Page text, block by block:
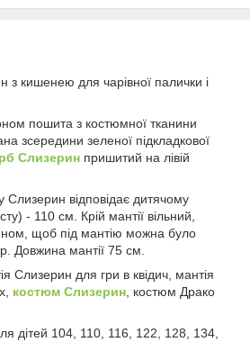
з кишенею для чарівної палички і
пошита з костюмної тканини
зсередини зеленої підкладкової
Слизерин пришитий на лівій
Слизерин відповідає дитячому
- 110 см. Крій мантії вільний,
щоб під мантію можна було
Довжина мантії 75 см.
Слизерин для гри в квідич, мантія
костюм Слизерин, костюм Драко
дітей 104, 110, 116, 122, 128, 134,